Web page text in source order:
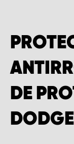
DE
DODGE